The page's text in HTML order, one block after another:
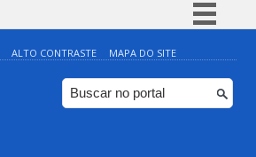
Simplifique!
Comunica BR
Participe
ALTO CONTRASTE MAPA DO SITE